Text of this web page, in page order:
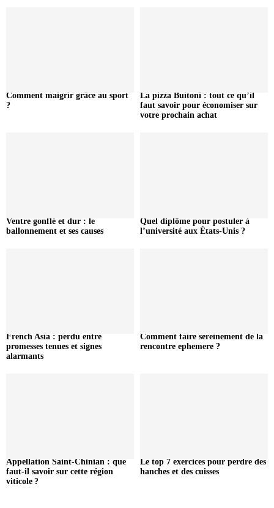
Comment maigrir grâce au sport
?
La pizza Buitoni : tout ce qu’il
faut savoir pour économiser sur
votre prochain achat
Ventre gonflé et dur : le
ballonnement et ses causes
Quel diplôme pour postuler à
l’université aux États-Unis ?
French Asia : perdu entre
promesses tenues et signes
alarmants
Comment faire sereinement de la
rencontre ephemere ?
Appellation Saint-Chinian : que
faut-il savoir sur cette région
viticole ?
Le top 7 exercices pour perdre des
hanches et des cuisses